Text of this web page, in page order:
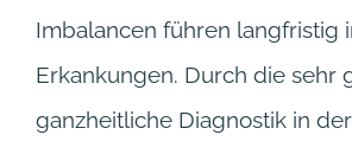
Imbalancen führen langfristig
Erkankungen. Durch die sehr
ganzheitliche Diagnostik in